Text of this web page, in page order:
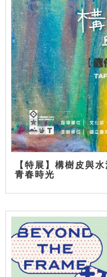
【特展】構樹皮與
青春時光